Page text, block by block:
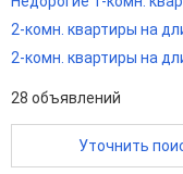
2-комн. квартиры на
2-комн. квартиры на
28 объявлений
Уточнить